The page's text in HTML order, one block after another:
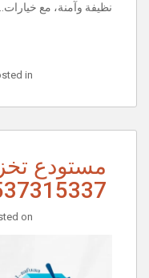
نظيفة وآمنة، مع خيارات…
in
مستودع
0537315337 خصم
on